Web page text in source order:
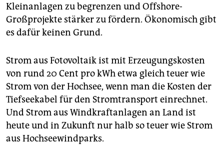
Kleinanlagen zu begrenzen und Offshore-
Großprojekte stärker zu fördern. Ökonomisch gibt
es dafür keinen Grund.
Strom aus Fotovoltaik ist mit Erzeugungskosten
von rund 20 Cent pro kWh etwa gleich teuer wie
Strom von der Hochsee, wenn man die Kosten der
Tiefseekabel für den Stromtransport einrechnet.
Und Strom aus Windkraftanlagen an Land ist
heute und in Zukunft nur halb so teuer wie Strom
aus Hochseewindparks.